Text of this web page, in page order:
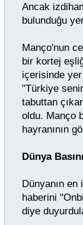
Ancak
bulunduğu
Manço'nun
bir kortej
içerisinde yer
"Türkiye
tabuttan
oldu. Manço
hayranının
Dünya
Dünyanın en
haberini
diye